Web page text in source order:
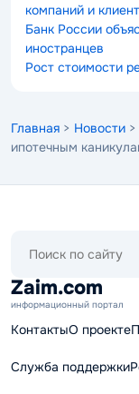
компаний и
Банк России
иностранцев
Рост стоимости
Главная > Новости
ипотечным
сайту
Zaim.com
информационный портал
КонтактыО проекте
Служба поддержки